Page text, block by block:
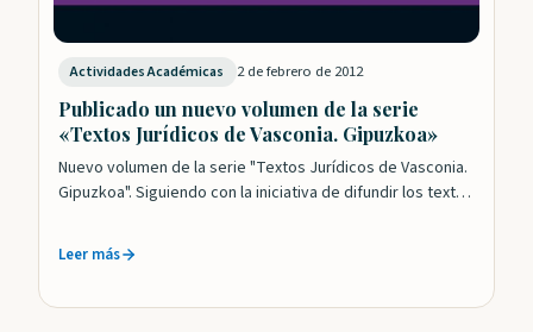
Actividades Académicas 2 de febrero de 2012
Publicado un nuevo volumen de la serie
«Textos Jurídicos de Vasconia. Gipuzkoa»
Nuevo volumen de la serie "Textos Jurídicos de Vasconia.
Gipuzkoa". Siguiendo con la iniciativa de difundir los textos
Leer más